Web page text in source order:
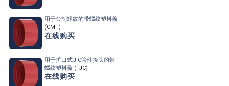
用于公制螺纹的带螺纹塑料盖
(CMT)
在线购买
用于扩口式JIC管件接头的带
螺纹塑料盖 (FJC)
在线购买